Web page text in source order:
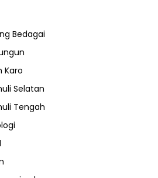
Bedagai
Karo
Selatan
Tengah